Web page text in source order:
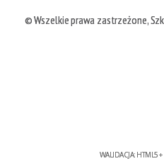
© Wszelkie prawa zastrzeżone,
WALIDACJA: HTML5+